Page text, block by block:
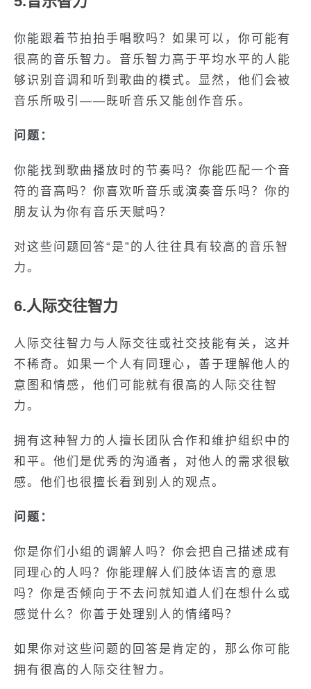
你能跟着节拍拍手唱歌吗？如果可以，你可能有
很高的音乐智力。音乐智力高于平均水平的人能
够识别音调和听到歌曲的模式。显然，他们会被
音乐所吸引——既听音乐又能创作音乐。
问题：
你能找到歌曲播放时的节奏吗？你能匹配一个音
符的音高吗？你喜欢听音乐或演奏音乐吗？你的
朋友认为你有音乐天赋吗？
对这些问题回答“是”的人往往具有较高的音乐智
力。
6.人际交往智力
人际交往智力与人际交往或社交技能有关，这并
不稀奇。如果一个人有同理心，善于理解他人的
意图和情感，他们可能就有很高的人际交往智
力。
拥有这种智力的人擅长团队合作和维护组织中的
和平。他们是优秀的沟通者，对他人的需求很敏
感。他们也很擅长看到别人的观点。
问题：
你是你们小组的调解人吗？你会把自己描述成有
同理心的人吗？你能理解人们肢体语言的意思
吗？你是否倾向于不去问就知道人们在想什么或
感觉什么？你善于处理别人的情绪吗？
如果你对这些问题的回答是肯定的，那么你可能
拥有很高的人际交往智力。